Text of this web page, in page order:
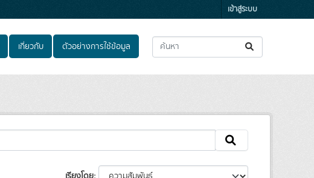
เข้าสู่ระบบ
เกี่ยวกับ ตัวอย่างการใช้ข้อมูล